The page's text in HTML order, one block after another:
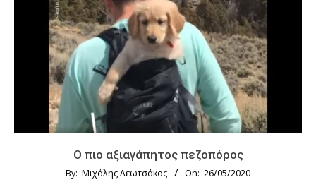
Ο πιο αξιαγάπητος πεζοπόρος
By: Μιχάλης Λεωτσάκος On: 26/05/2020